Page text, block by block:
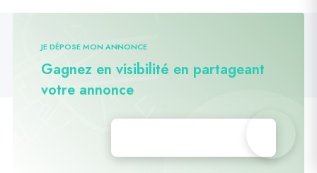
JE DÉPOSE MON ANNONCE
Gagnez en visibilité en partageant
votre annonce